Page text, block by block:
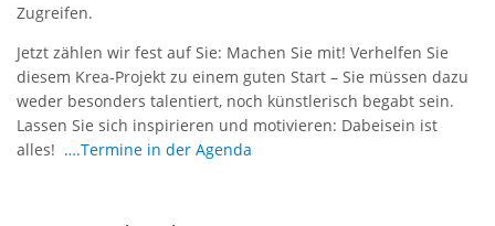
Zugreifen.
Jetzt zählen wir fest auf Sie: Machen Sie mit! Verhelfen Sie
diesem Krea-Projekt zu einem guten Start – Sie müssen dazu
weder besonders talentiert, noch künstlerisch begabt sein.
Lassen Sie sich inspirieren und motivieren: Dabeisein ist
alles! ….Termine in der Agenda